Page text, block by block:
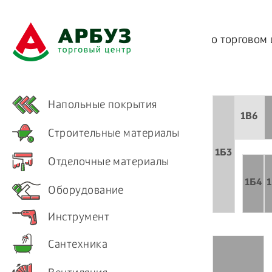
о торговом
Напольные покрытия
Строительные материалы
Отделочные материалы
Оборудование
Инструмент
Сантехника
1Б4
1Б3
1B6